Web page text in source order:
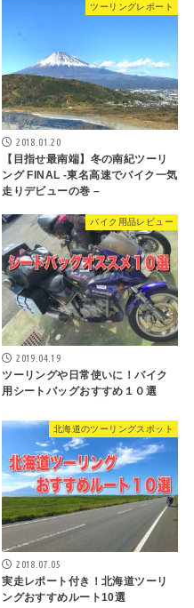
ツーリングレポート
2018.01.20
【目指せ最南端】冬の南紀ツーリ
ング FINAL -東名高速でバイク一気
走りデビューの巻 –
バイク用品レビュー
2019.04.19
ツーリングや日常使いに！バイク
用シートバッグおすすめ１０選
北海道のツーリングスポット
2018.07.05
実走レポート付き！北海道ツーリ
ングおすすめルート10選